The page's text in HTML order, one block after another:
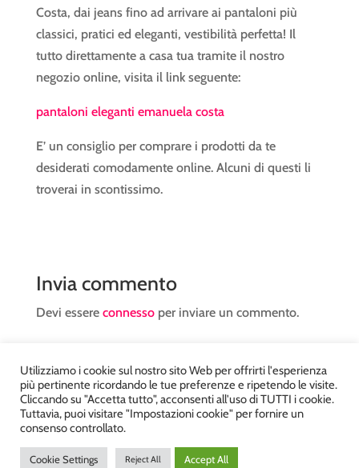
Costa, dai jeans fino ad arrivare ai pantaloni più
classici, pratici ed eleganti, vestibilità perfetta! Il
tutto direttamente a casa tua tramite il nostro
negozio online, visita il link seguente:
pantaloni eleganti emanuela costa
E’ un consiglio per comprare i prodotti da te
desiderati comodamente online. Alcuni di questi li
troverai in scontissimo.
Invia commento
Devi essere connessoper inviare un commento.
Atelier Kyriad da Mary – via Carducci, 12 – Chiavenna –
Sondrio P.Iva 00812910149 – Tel. 0343 36560 – Sito
Utilizziamo i cookie sul nostro sito Web per offrirti l'esperienza
più pertinente ricordando le tue preferenze e ripetendo le visite.
Cliccando su "Accetta tutto", acconsenti all'uso di TUTTI i cookie.
Tuttavia, puoi visitare "Impostazioni cookie" per fornire un
consenso controllato.
Cookie Settings Reject All Accept All